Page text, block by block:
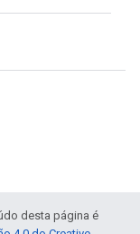
desta página é